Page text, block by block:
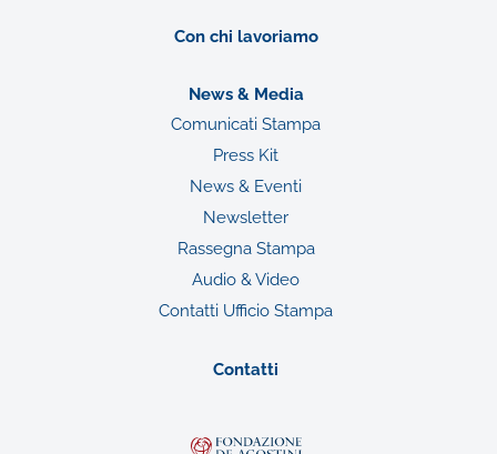
Con chi lavoriamo
News & Media
Comunicati Stampa
Press Kit
News & Eventi
Newsletter
Rassegna Stampa
Audio & Video
Contatti Ufficio Stampa
Contatti